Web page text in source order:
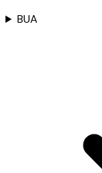
BUA